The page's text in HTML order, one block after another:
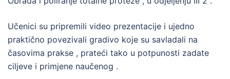
Učenici su pripremili video prezentacije i ujedno
praktično povezivali gradivo koje su savladali na
časovima prakse , prateći tako u potpunosti zadate
ciljeve i primjene naučenog .